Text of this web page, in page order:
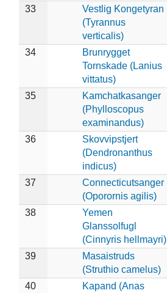
33
Vestlig Kongetyran
(Tyrannus
verticalis)
34
Brunrygget
Tornskade (Lanius
vittatus)
35
Kamchatkasanger
(Phylloscopus
examinandus)
36
Skovvipstjert
(Dendronanthus
indicus)
37
Connecticutsanger
(Oporornis agilis)
38
Yemen
Glanssolfugl
(Cinnyris hellmayri)
39
Masaistruds
(Struthio camelus)
40
Kapand (Anas